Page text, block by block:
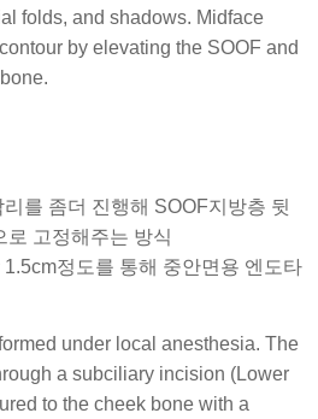
folds, and shadows. Midface
by elevating the SOOF and
를 좀더 진행해 SOOF지방층 뒷
로 고정해주는 방식
정도를 통해 중안면용 엔도타
under local anesthesia. The
a subciliary incision (Lower
to the cheek bone with a